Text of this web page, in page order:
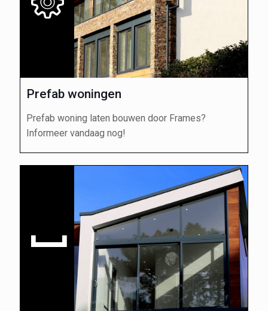
Prefab woningen
Prefab woning laten bouwen door Frames?
Informeer vandaag nog!